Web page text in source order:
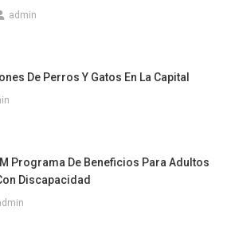
admin
De Perros Y Gatos En La Capital
Programa De Beneficios Para Adultos
Discapacidad